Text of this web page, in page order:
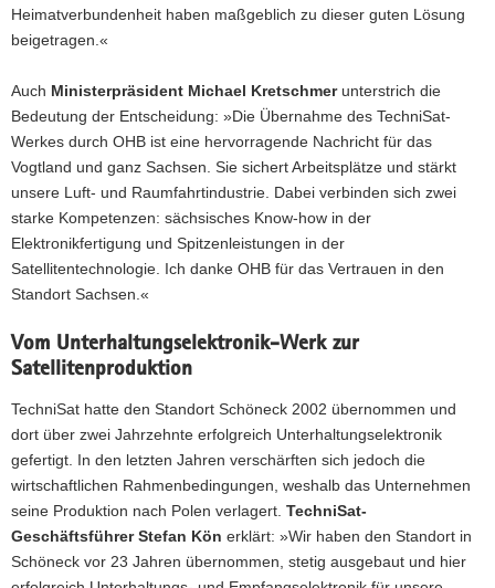
Heimatverbundenheit haben maßgeblich zu dieser guten Lösung
beigetragen.«
Auch Ministerpräsident Michael Kretschmerunterstrich die
Bedeutung der Entscheidung: »Die Übernahme des TechniSat-
Werkes durch OHB ist eine hervorragende Nachricht für das
Vogtland und ganz Sachsen. Sie sichert Arbeitsplätze und stärkt
unsere Luft- und Raumfahrtindustrie. Dabei verbinden sich zwei
starke Kompetenzen: sächsisches Know-how in der
Elektronikfertigung und Spitzenleistungen in der
Satellitentechnologie. Ich danke OHB für das Vertrauen in den
Standort Sachsen.«
Vom Unterhaltungselektronik-Werk zur
Satellitenproduktion
TechniSat hatte den Standort Schöneck 2002 übernommen und
dort über zwei Jahrzehnte erfolgreich Unterhaltungselektronik
gefertigt. In den letzten Jahren verschärften sich jedoch die
wirtschaftlichen Rahmenbedingungen, weshalb das Unternehmen
seine Produktion nach Polen verlagert. TechniSat-
Geschäftsführer Stefan Kön erklärt: »Wir haben den Standort in
Schöneck vor 23 Jahren übernommen, stetig ausgebaut und hier